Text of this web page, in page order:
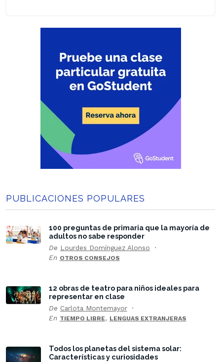
PUBLICACIONES POPULARES
100 preguntas de primaria que la mayoría de
adultos no sabe responder
De Lourdes Domínguez Alonso
En OTROS CONSEJOS
12 obras de teatro para niños ideales para
representar en clase
De Carlota Montemayor
En TIEMPO LIBRE, LENGUAS EXTRANJERAS
Todos los planetas del sistema solar:
Características y curiosidades